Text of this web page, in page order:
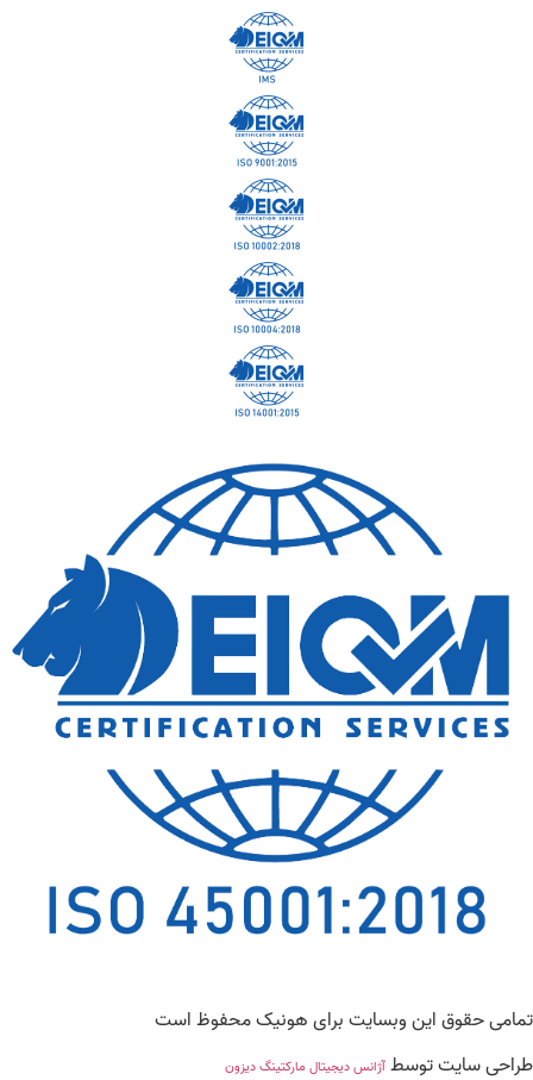
حقوق این وبسایت برای هونیک محفوظ است
سایت توسطآژانس دیجیتال مارکتینگ دیزون